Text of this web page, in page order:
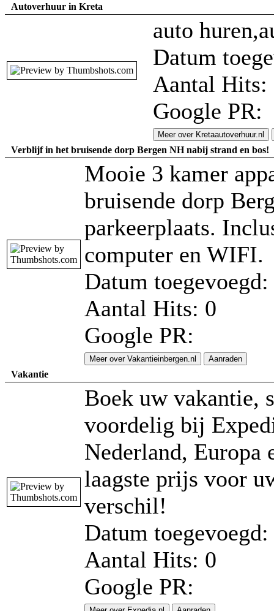
Autoverhuur in Kreta
auto
Datum
Aantal Hits:
Google PR:
Meer over Kretaautoverhuur.nl
Verblijf in het bruisende dorp Bergen NH nabij strand en bos!
Mooie 3 kamer
bruisende dorp
parkeerplaats.
computer en WIFI.
Datum
Aantal Hits: 0
Google PR:
Meer over Vakantieinbergen.nl Aanraden
Vakantie
Boek uw vakantie,
voordelig bij
Nederland, Europa
laagste prijs voor
verschil!
Datum
Aantal Hits: 0
Google PR: